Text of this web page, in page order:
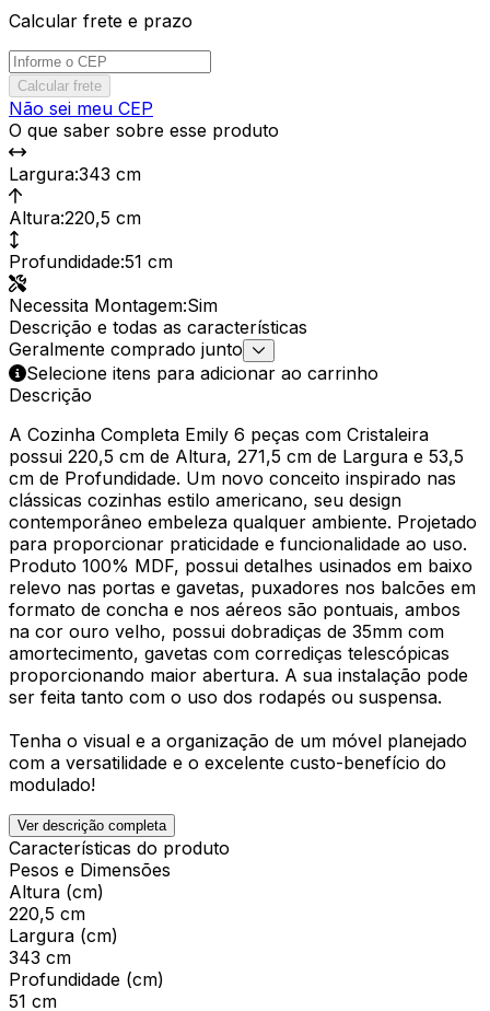
Calcular frete e prazo
Calcular frete
Não sei meu CEP
O que saber sobre esse produto
Largura:343 cm
Altura:220,5 cm
Profundidade:51 cm
Necessita Montagem:Sim
Descrição e todas as características
Geralmente comprado junto
Selecione itens para adicionar ao carrinho
Descrição
A Cozinha Completa Emily 6 peças com Cristaleira
possui 220,5 cm de Altura, 271,5 cm de Largura e 53,5
cm de Profundidade. Um novo conceito inspirado nas
clássicas cozinhas estilo americano, seu design
contemporâneo embeleza qualquer ambiente. Projetado
para proporcionar praticidade e funcionalidade ao uso.
Produto 100% MDF, possui detalhes usinados em baixo
relevo nas portas e gavetas, puxadores nos balcões em
formato de concha e nos aéreos são pontuais, ambos
na cor ouro velho, possui dobradiças de 35mm com
amortecimento, gavetas com corrediças telescópicas
proporcionando maior abertura. A sua instalação pode
ser feita tanto com o uso dos rodapés ou suspensa.
Tenha o visual e a organização de um móvel planejado
com a versatilidade e o excelente custo-benefício do
modulado!
Ver descrição completa
Características do produto
Pesos e Dimensões
Altura (cm)
220,5 cm
Largura (cm)
343 cm
Profundidade (cm)
51 cm